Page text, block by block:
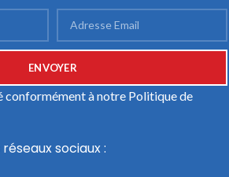
conformément à notre Politique de
sociaux :